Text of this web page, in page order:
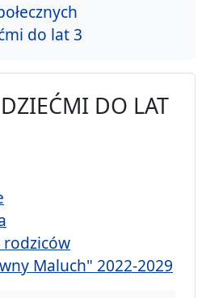
do lat 3
DO LAT
Maluch" 2022-2029